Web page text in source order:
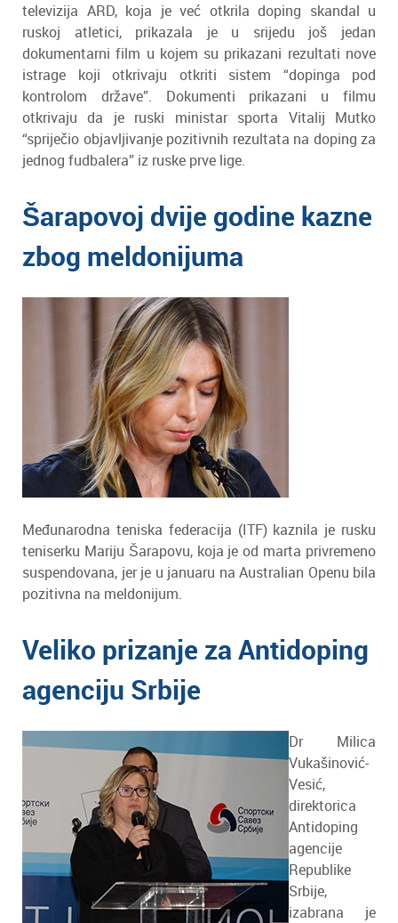
televizija ARD, koja je već otkrila doping skandal u
ruskoj atletici, prikazala je u srijedu još jedan
dokumentarni film u kojem su prikazani rezultati nove
istrage koji otkrivaju otkriti sistem “dopinga pod
kontrolom države”. Dokumenti prikazani u filmu
otkrivaju da je ruski ministar sporta Vitalij Mutko
“spriječio objavljivanje pozitivnih rezultata na doping za
jednog fudbalera” iz ruske prve lige.
Šarapovoj dvije godine kazne
zbog meldonijuma
Međunarodna teniska federacija (ITF) kaznila je rusku
teniserku Mariju Šarapovu, koja je od marta privremeno
suspendovana, jer je u januaru na Australian Openu bila
pozitivna na meldonijum.
Veliko prizanje za Antidoping
agenciju Srbije
Dr Milica
Vukašinović-
Vesić,
direktorica
Antidoping
agencije
Republike
Srbije,
izabrana je